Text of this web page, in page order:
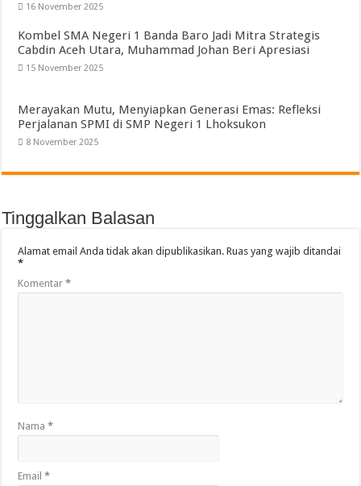
16 November 2025
Kombel SMA Negeri 1 Banda Baro Jadi Mitra Strategis
Cabdin Aceh Utara, Muhammad Johan Beri Apresiasi
15 November 2025
Merayakan Mutu, Menyiapkan Generasi Emas: Refleksi
Perjalanan SPMI di SMP Negeri 1 Lhoksukon
8 November 2025
Tinggalkan Balasan
Alamat email Anda tidak akan dipublikasikan. Ruas yang wajib ditandai
*
Komentar*
Nama*
Email*